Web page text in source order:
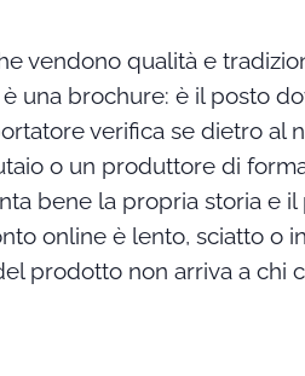
vendono qualità e
una brochure: è il posto
verifica se dietro al
o un produttore di
bene la propria storia e
online è lento, sciatto o
prodotto non arriva a chi